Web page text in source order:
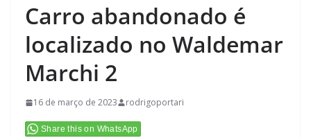
Carro abandonado é
localizado no Waldemar
Marchi 2
16 de março de 2023 rodrigoportari
Share this on WhatsApp